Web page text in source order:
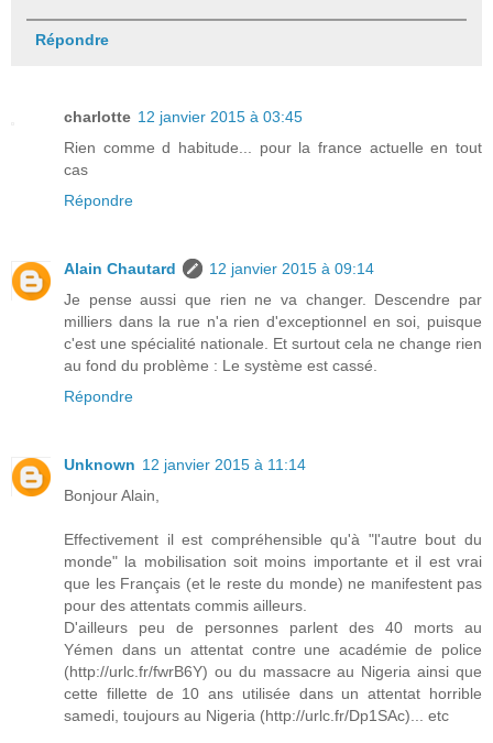
Répondre
charlotte 12 janvier 2015 à 03:45
Rien comme d habitude... pour la france actuelle en tout
cas
Répondre
Alain Chautard
12 janvier 2015 à 09:14
Je pense aussi que rien ne va changer. Descendre par
milliers dans la rue n'a rien d'exceptionnel en soi, puisque
c'est une spécialité nationale. Et surtout cela ne change rien
au fond du problème : Le système est cassé.
Répondre
Unknown 12 janvier 2015 à 11:14
Bonjour Alain,
Effectivement il est compréhensible qu'à "l'autre bout du
monde" la mobilisation soit moins importante et il est vrai
que les Français (et le reste du monde) ne manifestent pas
pour des attentats commis ailleurs.
D'ailleurs peu de personnes parlent des 40 morts au
Yémen dans un attentat contre une académie de police
(http://urlc.fr/fwrB6Y) ou du massacre au Nigeria ainsi que
cette fillette de 10 ans utilisée dans un attentat horrible
samedi, toujours au Nigeria (http://urlc.fr/Dp1SAc)... etc